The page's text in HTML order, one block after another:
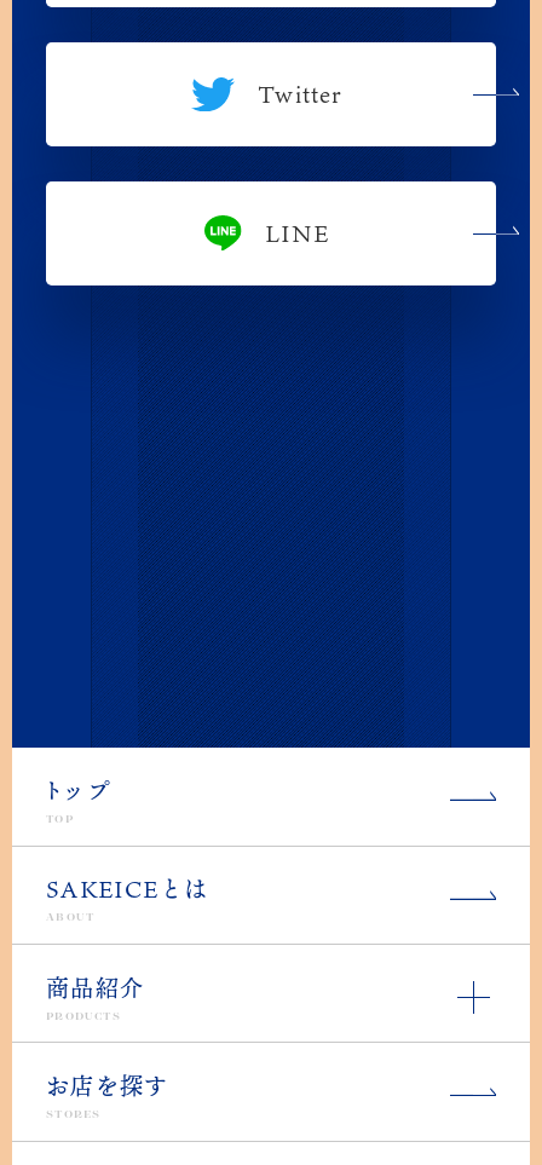
Twitter
LINE
ト ップ
TOP
SAKEICEとは
ABOUT
商品紹介
PRODUCTS
お店を探す
STORES